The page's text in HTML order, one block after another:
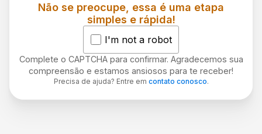
Não se preocupe, essa é uma etapa
simples e rápida!
I'm not a robot
Complete o CAPTCHA para confirmar. Agradecemos sua
compreensão e estamos ansiosos para te receber!
Precisa de ajuda? Entre em contato conosco.